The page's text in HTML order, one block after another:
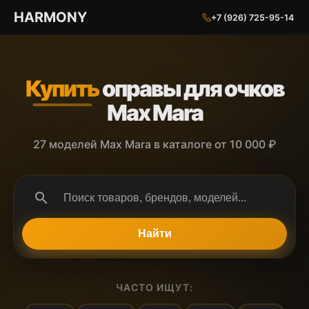
ГАРМОНИЯ ГЛАЗ
HARMONY +7 (926) 725-95-14
Купитьоправы для очков
Max Mara
27 моделей Max Mara в каталоге от 10 000 ₽
search
Найти
ЧАСТО ИЩУТ: